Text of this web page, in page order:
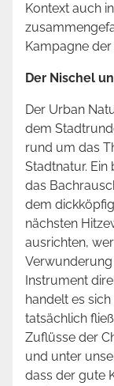
Kontext auch
Kampagne
Der Nischel
Der Urban
dem
rund um das
Stadtnatur.
das
dem
nächsten
ausrichten,
Instrument
handelt es
tatsächlich
Zuflüsse der
und unter
dass der gute